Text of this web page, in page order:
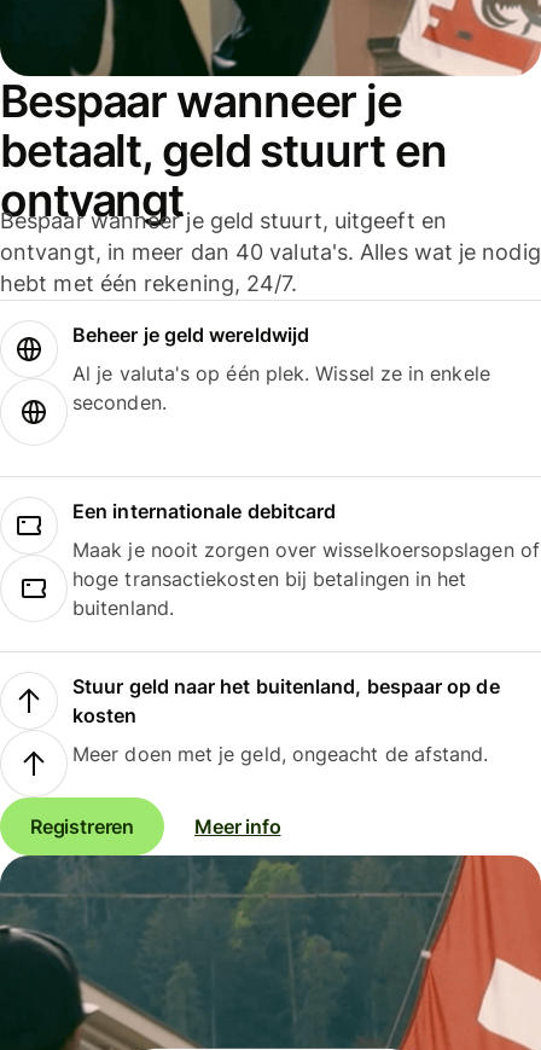
Bespaar wanneer je
betaalt, geld stuurt en
ontvangt
Bespaar wanneer je geld stuurt, uitgeeft en
ontvangt, in meer dan 40 valuta's. Alles wat je nodig
hebt met één rekening, 24/7.
Beheer je geld wereldwijd
Al je valuta's op één plek. Wissel ze in enkele
seconden.
Een internationale debitcard
Maak je nooit zorgen over wisselkoersopslagen of
hoge transactiekosten bij betalingen in het
buitenland.
Stuur geld naar het buitenland, bespaar op de
kosten
Meer doen met je geld, ongeacht de afstand.
Registreren Meer info